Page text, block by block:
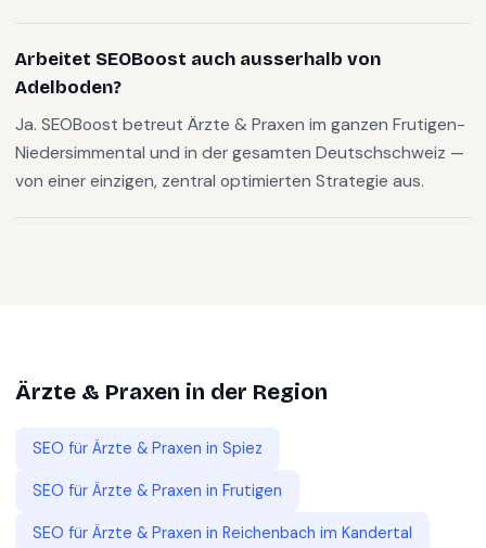
Arbeitet SEOBoost auch ausserhalb von
Adelboden?
Ja. SEOBoost betreut Ärzte & Praxen im ganzen Frutigen-
Niedersimmental und in der gesamten Deutschschweiz —
von einer einzigen, zentral optimierten Strategie aus.
Ärzte & Praxen in der Region
SEO für Ärzte & Praxen in Spiez
SEO für Ärzte & Praxen in Frutigen
SEO für Ärzte & Praxen in Reichenbach im Kandertal